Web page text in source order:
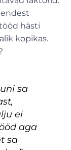
hästi
kopikas.
sa
ei
aga
sa